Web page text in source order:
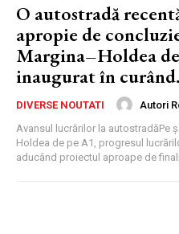
O autostradă
apropie de
Margina–Holdea
inaugurat în curând.
DIVERSE NOUTATI Autori
Avansul lucrărilor la autostradăPe
Holdea de pe A1, progresul
aducând proiectul aproape de